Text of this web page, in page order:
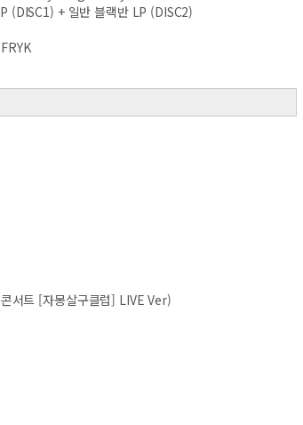
(DISC1) + 일반 블랙반 LP (DISC2)
서트 [자몽살구클럽] LIVE Ver)